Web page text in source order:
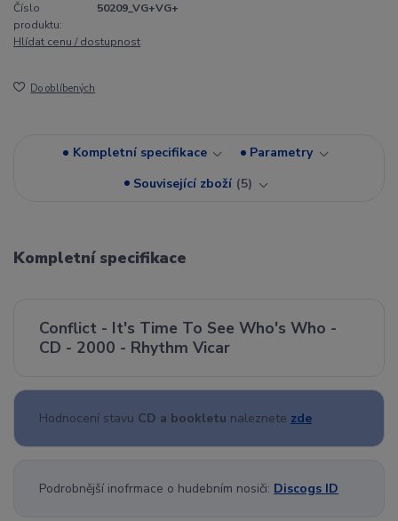
Číslo
produktu:
50209_VG+VG+
Hlídat cenu / dostupnost
Do oblíbených
Kompletní specifikace
Parametry
Související zboží 5
Kompletní specifikace
Conflict - It's Time To See Who's Who -
CD - 2000 - Rhythm Vicar
Hodnocení stavu CD a bookletu naleznete zde
Podrobnější inofrmace o hudebním nosiči: Discogs ID